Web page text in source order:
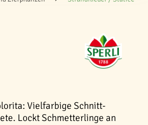
Vielfarbige Schnitt-
Lockt Schmetterlinge an